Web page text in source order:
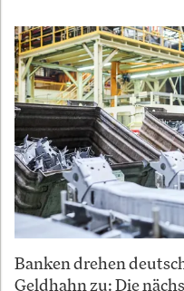
Banken drehen
Geldhahn zu: Die